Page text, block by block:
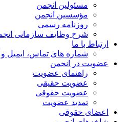
مسئولین انجمن
مؤسسین انجمن
روزنامه رسمی
شرح وظایف سازمانی انجمن
ارتباط با ما
شماره های تماس، ایمیل و
عضویت در انجمن
راهنمای عضویت
عضویت حقیقی
عضویت حقوقی
تمدید عضویت
اعضای حقوقی